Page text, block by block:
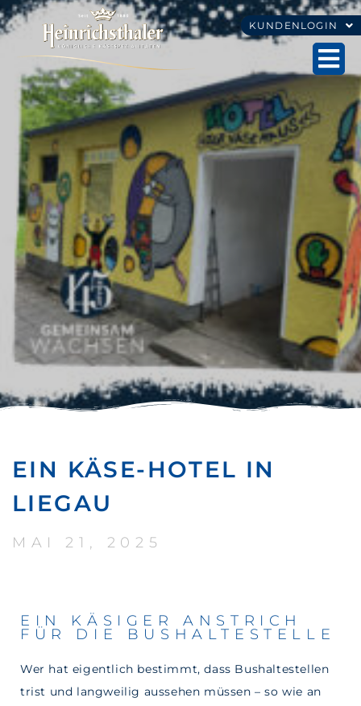
KUNDENLOGIN
EIN KÄSE-HOTEL IN
LIEGAU
MAI 21, 2025
EIN KÄSIGER ANSTRICH
FÜR DIE BUSHALTESTELLE
Wer hat eigentlich bestimmt, dass Bushaltestellen
trist und langweilig aussehen müssen – so wie an